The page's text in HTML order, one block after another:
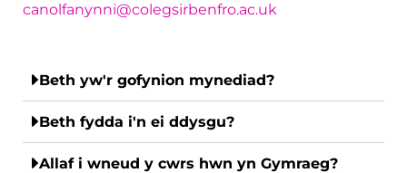
canolfanynni@colegsirbenfro.ac.uk
Beth yw'r gofynion mynediad?
Beth fydda i'n ei ddysgu?
Allaf i wneud y cwrs hwn yn Gymraeg?